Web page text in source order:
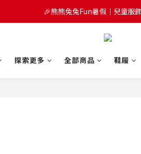
😍FUN暑假！童裝開心購【滿$3,000，送
🎉熊熊兔兔Fun暑假｜兒童服
🔔首購享9折優惠➡️結帳輸入「
😍FUN暑假！童裝開心購【滿$3,000，送
探索更多 全部商品 鞋履